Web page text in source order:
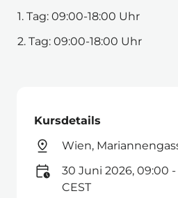
1. Tag: 09:00-18:00 Uhr
2. Tag: 09:00-18:00 Uhr
Kursdetails
Wien,
30 Juni 2026, 09:00 -
CEST